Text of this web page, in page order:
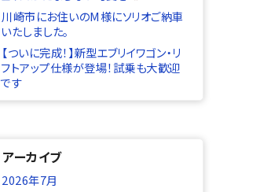
川崎市にお住いのM様にソリオご納車
いたしました。
【ついに完成！】新型エブリイワゴン・リ
フトアップ仕様が登場！試乗も大歓迎
です
アーカイブ
2026年7月